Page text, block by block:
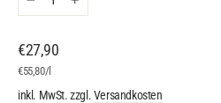
+
Normaler
Preis
€27,90
€55,80/l
inkl. MwSt. zzgl.Versandkosten